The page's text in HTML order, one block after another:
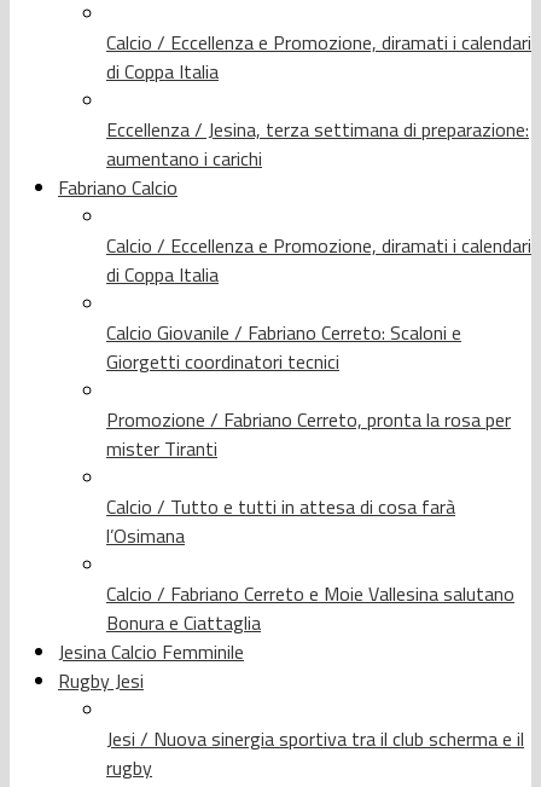
Calcio / Eccellenza e Promozione, diramati i calendari
di Coppa Italia
Eccellenza / Jesina, terza settimana di preparazione:
aumentano i carichi
Fabriano Calcio
Calcio / Eccellenza e Promozione, diramati i calendari
di Coppa Italia
Calcio Giovanile / Fabriano Cerreto: Scaloni e
Giorgetti coordinatori tecnici
Promozione / Fabriano Cerreto, pronta la rosa per
mister Tiranti
Calcio / Tutto e tutti in attesa di cosa farà
l’Osimana
Calcio / Fabriano Cerreto e Moie Vallesina salutano
Bonura e Ciattaglia
Jesina Calcio Femminile
Rugby Jesi
Jesi / Nuova sinergia sportiva tra il club scherma e il
rugby